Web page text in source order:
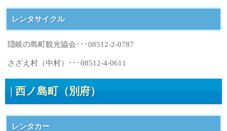
レンタサイクル
隠岐の島町観光協会･･･08512-2-0787
さざえ村（中村）･･･08512-4-0611
西ノ島町（別府）
レンタカー